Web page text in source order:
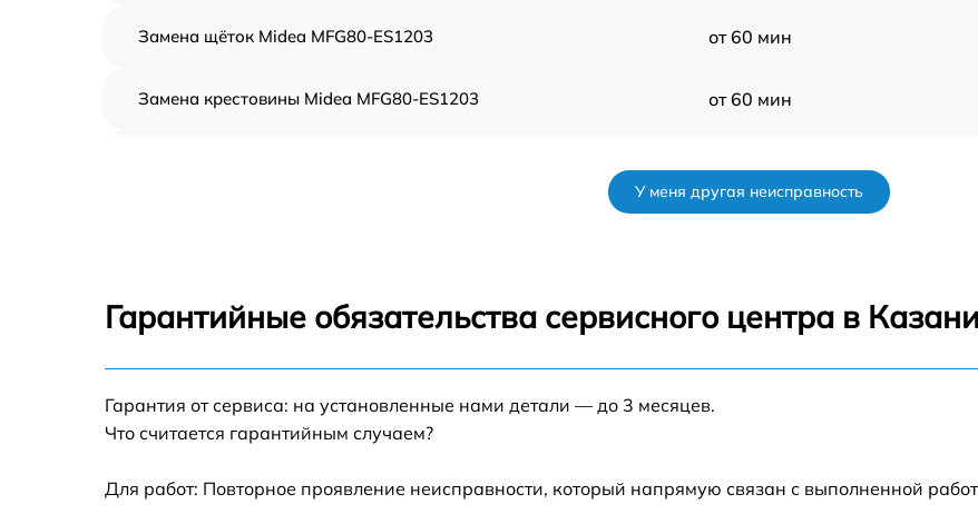
Замена щёток Midea MFG80-ES1203 от 60 мин
Замена крестовины Midea MFG80-ES1203 от 60 мин
Ремонт/замена датчика температуры Midea
Замена УБЛ Midea MFG80-ES1203 от 60 мин
MFG80-ES1203
У меня другая неисправность
Гарантийные обязательства сервисного центра в Казани
Гарантия от сервиса: на установленные нами детали — до 3 месяцев.
Что считается гарантийным случаем?
Для работ: Повторное проявление неисправности, который напрямую связан с выполненной